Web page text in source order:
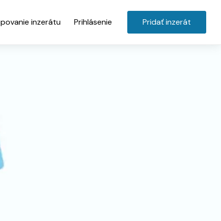
inzerátu Prihlásenie Pridať inzerát